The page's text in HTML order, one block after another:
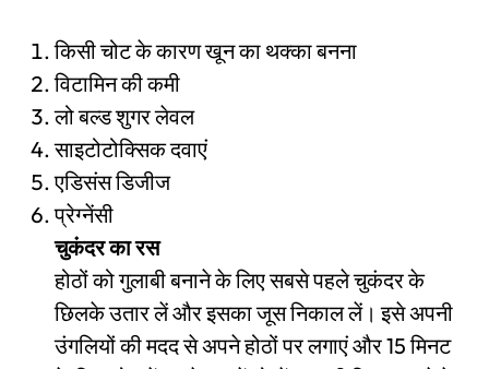
किसी चोट के कारण खून का थक्का बनना
विटामिन की कमी
लो बल्ड शुगर लेवल
साइटोटोक्सिक दवाएं
एडिसंस डिजीज
प्रेग्नेंसी
चुकंदर का रस
होठों को गुलाबी बनाने के लिए सबसे पहले चुकंदर के
छिलके उतार लें और इसका जूस निकाल लें। इसे अपनी
उंगलियों की मदद से अपने होठों पर लगाएं और 15 मिनट